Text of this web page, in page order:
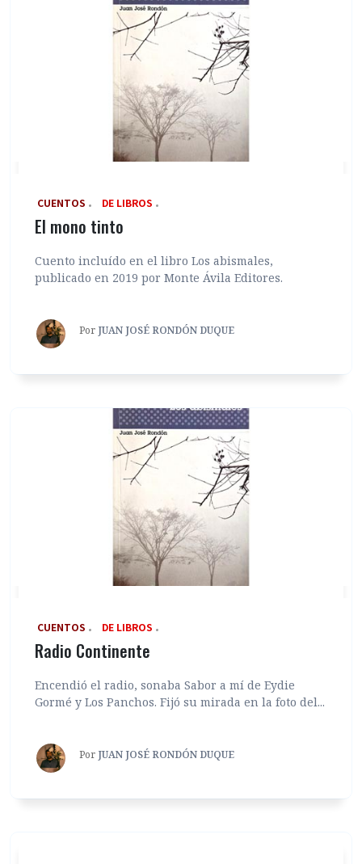
‎ CUENTOS DE LIBROS
El mono tinto
Cuento incluído en el libro Los abismales,
publicado en 2019 por Monte Ávila Editores.
Por JUAN JOSÉ RONDÓN DUQUE
‎ CUENTOS DE LIBROS
Radio Continente
Encendió el radio, sonaba Sabor a mí de Eydie
Gormé y Los Panchos. Fijó su mirada en la foto del...
Por JUAN JOSÉ RONDÓN DUQUE